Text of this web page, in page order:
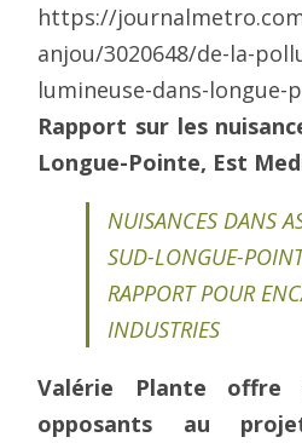
https://
anjou/3020648/de-la-
lumineuse-dans-longue-
Rapport sur les
Longue-Pointe, Est
NUISANCES DANS
SUD-LONGUE-
RAPPORT POUR
INDUSTRIES
Valérie Plante offre
opposants au